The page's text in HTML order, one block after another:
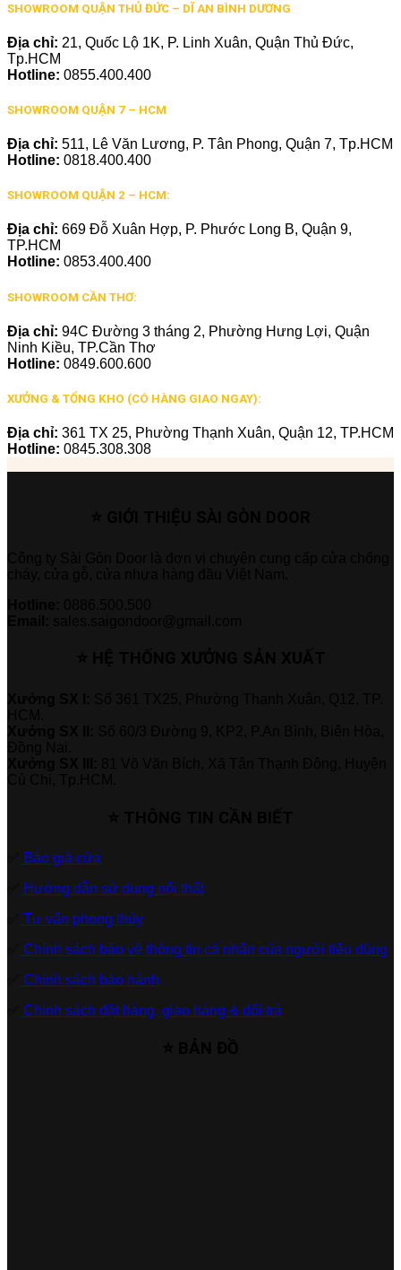
SHOWROOM QUẬN THỦ ĐỨC – DĨ AN BÌNH DƯƠNG
Địa chỉ: 21, Quốc Lộ 1K, P. Linh Xuân, Quận Thủ Đức,
Tp.HCM
Hotline: 0855.400.400
SHOWROOM QUẬN 7 – HCM
Địa chỉ: 511, Lê Văn Lương, P. Tân Phong, Quận 7, Tp.HCM
Hotline: 0818.400.400
SHOWROOM QUẬN 2 – HCM:
Địa chỉ: 669 Đỗ Xuân Hợp, P. Phước Long B, Quận 9,
TP.HCM
Hotline: 0853.400.400
SHOWROOM CẦN THƠ:
Địa chỉ: 94C Đường 3 tháng 2, Phường Hưng Lợi, Quận
Ninh Kiều, TP.Cần Thơ
Hotline: 0849.600.600
XƯỞNG & TỔNG KHO (CÓ HÀNG GIAO NGAY):
Địa chỉ: 361 TX 25, Phường Thạnh Xuân, Quận 12, TP.HCM
Hotline: 0845.308.308
Báo giá cửa
Hướng dẫn sử dụng nội thất
Tư vấn phong thủy
Chính sách bảo vệ thông tin cá nhân của người tiêu dùng
Chính sách bảo hành
Chính sách đặt hàng, giao hàng & đổi trả